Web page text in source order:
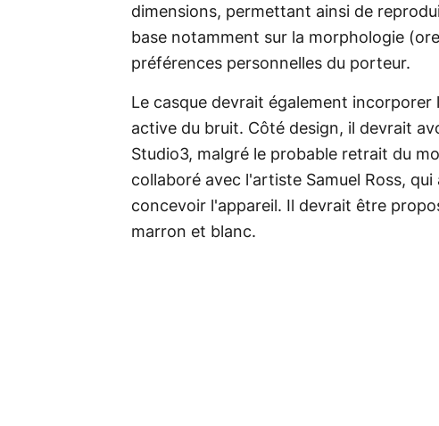
dimensions, permettant ainsi de
base notamment sur la morphologie
préférences personnelles du porteur.
Le casque devrait également
active du bruit. Côté design, il devrait
Studio3, malgré le probable retrait du
collaboré avec l'artiste Samuel Ross,
concevoir l'appareil. Il devrait être
marron et blanc.